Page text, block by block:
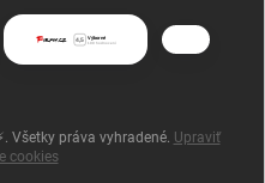
. Všetky práva vyhradené. Upraviť
cookies